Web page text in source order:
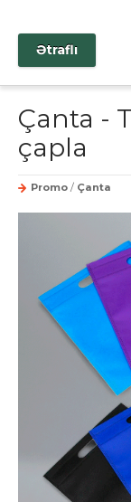
Ətraflı
Çanta -
çapla
Promo / Çanta